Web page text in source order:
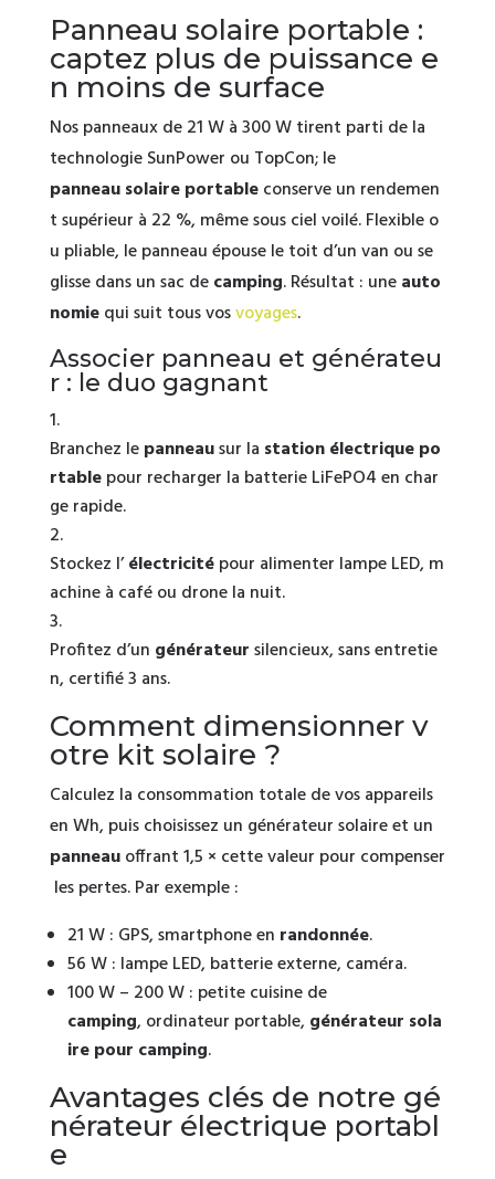
Panneau solaire portable :
captez plus de puissance e
n moins de surface
Nos panneaux de 21 W à 300 W tirent parti de la
technologie SunPower ou TopCon; le
panneau solaire portableconserve un rendemen
t supérieur à 22 %, même sous ciel voilé. Flexible o
u pliable, le panneau épouse le toit d’un van ou se
glisse dans un sac decamping. Résultat : uneauto
nomiequi suit tous vosvoyages.
Associer panneau et générateu
r : le duo gagnant
Branchez lepanneausur la station électrique po
rtablepour recharger la batterie LiFePO4 en char
ge rapide.
Stockez l’électricitépour alimenter lampe LED, m
achine à café ou drone la nuit.
Profitez d’un générateursilencieux, sans entretie
n, certifié 3 ans.
Comment dimensionner v
otre kit solaire ?
Calculez la consommation totale de vos appareils
en Wh, puis choisissez un générateur solaire et un
panneauoffrant 1,5 × cette valeur pour compenser
les pertes. Par exemple :
21 W : GPS, smartphone en randonnée.
56 W : lampe LED, batterie externe, caméra.
100 W – 200 W : petite cuisine de
camping, ordinateur portable, générateur sola
ire pour camping.
Avantages clés de notre gé
nérateur électrique portabl
e